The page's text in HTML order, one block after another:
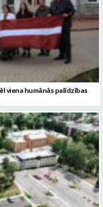
viena humānās palīdzības